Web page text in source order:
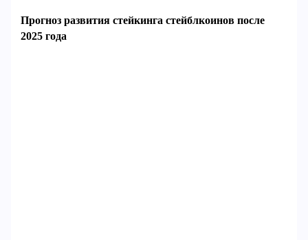
Прогноз развития стейкинга стейблкоинов после
2025 года